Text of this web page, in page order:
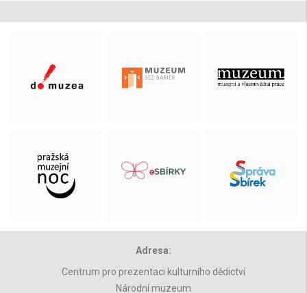
Adresa:
Centrum pro prezentaci kulturního dědictví
Národní muzeum